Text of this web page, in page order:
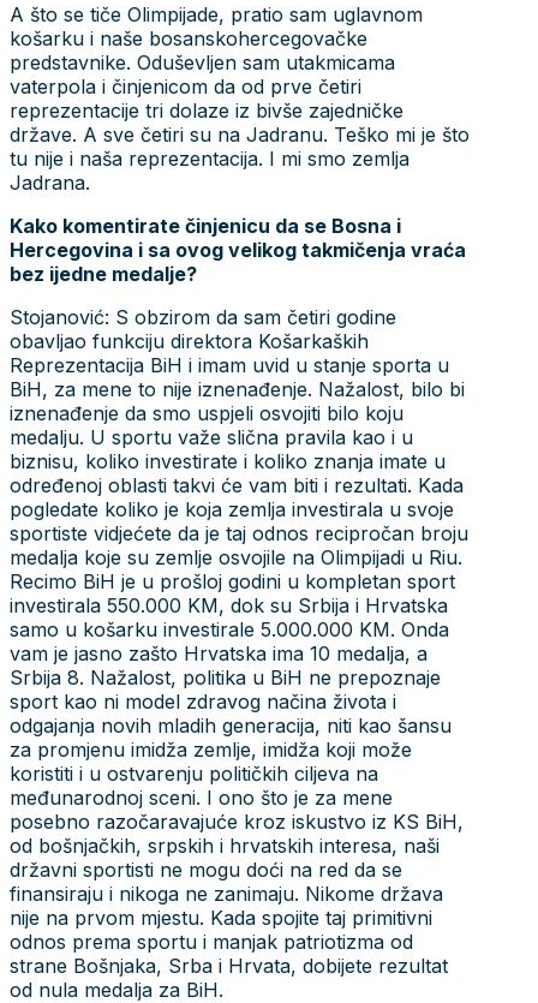
A što se tiče Olimpijade, pratio sam uglavnom
košarku i naše bosanskohercegovačke
predstavnike. Oduševljen sam utakmicama
vaterpola i činjenicom da od prve četiri
reprezentacije tri dolaze iz bivše zajedničke
države. A sve četiri su na Jadranu. Teško mi je što
tu nije i naša reprezentacija. I mi smo zemlja
Jadrana.
Kako komentirate činjenicu da se Bosna i
Hercegovina i sa ovog velikog takmičenja vraća
bez ijedne medalje?
Stojanović: S obzirom da sam četiri godine
obavljao funkciju direktora Košarkaških
Reprezentacija BiH i imam uvid u stanje sporta u
BiH, za mene to nije iznenađenje. Nažalost, bilo bi
iznenađenje da smo uspjeli osvojiti bilo koju
medalju. U sportu važe slična pravila kao i u
biznisu, koliko investirate i koliko znanja imate u
određenoj oblasti takvi će vam biti i rezultati. Kada
pogledate koliko je koja zemlja investirala u svoje
sportiste vidjećete da je taj odnos recipročan broju
medalja koje su zemlje osvojile na Olimpijadi u Riu.
Recimo BiH je u prošloj godini u kompletan sport
investirala 550.000 KM, dok su Srbija i Hrvatska
samo u košarku investirale 5.000.000 KM. Onda
vam je jasno zašto Hrvatska ima 10 medalja, a
Srbija 8. Nažalost, politika u BiH ne prepoznaje
sport kao ni model zdravog načina života i
odgajanja novih mladih generacija, niti kao šansu
za promjenu imidža zemlje, imidža koji može
koristiti i u ostvarenju političkih ciljeva na
međunarodnoj sceni. I ono što je za mene
posebno razočaravajuće kroz iskustvo iz KS BiH,
od bošnjačkih, srpskih i hrvatskih interesa, naši
državni sportisti ne mogu doći na red da se
finansiraju i nikoga ne zanimaju. Nikome država
nije na prvom mjestu. Kada spojite taj primitivni
odnos prema sportu i manjak patriotizma od
strane Bošnjaka, Srba i Hrvata, dobijete rezultat
od nula medalja za BiH.